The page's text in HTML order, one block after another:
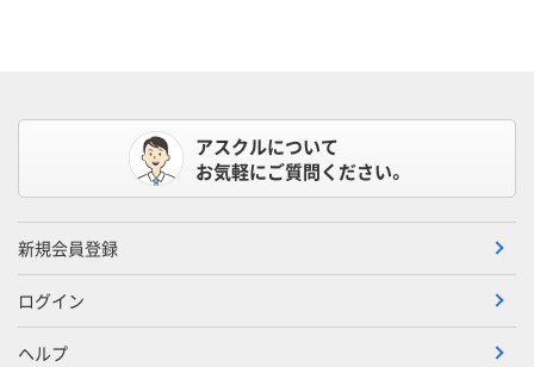
アスクルについて
お気軽にご質問ください。
新規会員登録
ログイン
ヘルプ